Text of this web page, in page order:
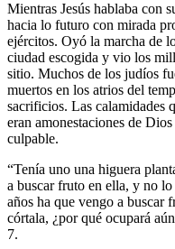
Mientras Jesús hablaba con
hacia lo futuro con mirada
ejércitos. Oyó la marcha de
ciudad escogida y vio los
sitio. Muchos de los judíos
muertos en los atrios del
sacrificios. Las calamidades
eran amonestaciones de
culpable.
“Tenía uno una higuera
a buscar fruto en ella, y no
años ha que vengo a buscar
córtala, ¿por qué ocupará
7.